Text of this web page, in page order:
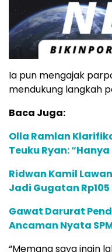
Ia pun mengajak
mendukung langkah
Baca Juga:
Olla Ramlan
Teuku Ryan:
Ridwan Kamil
Jadi Gugatan
Gawat Darurat
Ancaman Nyata
“Memang saya ingin